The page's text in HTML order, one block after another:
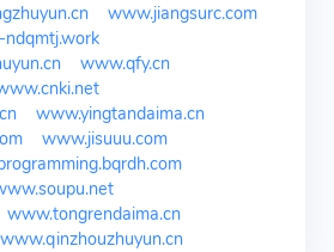
www.jiangsurc.com
www.qfy.cn
www.yingtandaima.cn
www.jisuuu.com
www.tongrendaima.cn
www.qinzhouzhuyun.cn